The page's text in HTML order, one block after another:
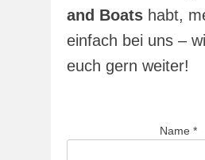
and Boats habt,
einfach bei uns –
euch gern weiter!
Name *